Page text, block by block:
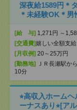
深夜給1589円＊
＊未経験OK＊
[給 与] 1,271円 ～
[交通費]嬉しい全額支給
[月収例] 20～25万円
[勤務地]
ＪＲ長瀬駅か
10分
⭐︎高収入ホーム
ーナスあり⭐︎[ア